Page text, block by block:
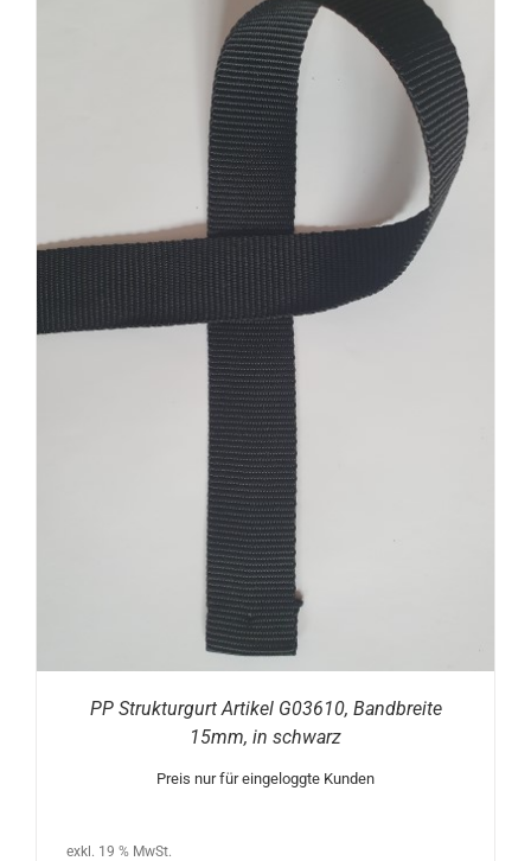
PP Strukturgurt Artikel G03610, Bandbreite
15mm, in schwarz
Preis nur für eingeloggte Kunden
exkl. 19 % MwSt.